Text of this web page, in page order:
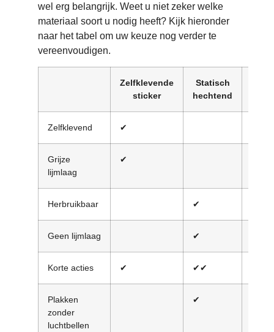
wel erg belangrijk. Weet u niet zeker welke
materiaal soort u nodig heeft? Kijk hieronder
naar het tabel om uw keuze nog verder te
vereenvoudigen.
Zelfklevende
sticker
Statisch
hechtend
Zelfklevend ✔
Grijze
lijmlaag
✔
Herbruikbaar ✔
Geen lijmlaag ✔
Korte acties ✔ ✔✔
Plakken
zonder
luchtbellen
✔